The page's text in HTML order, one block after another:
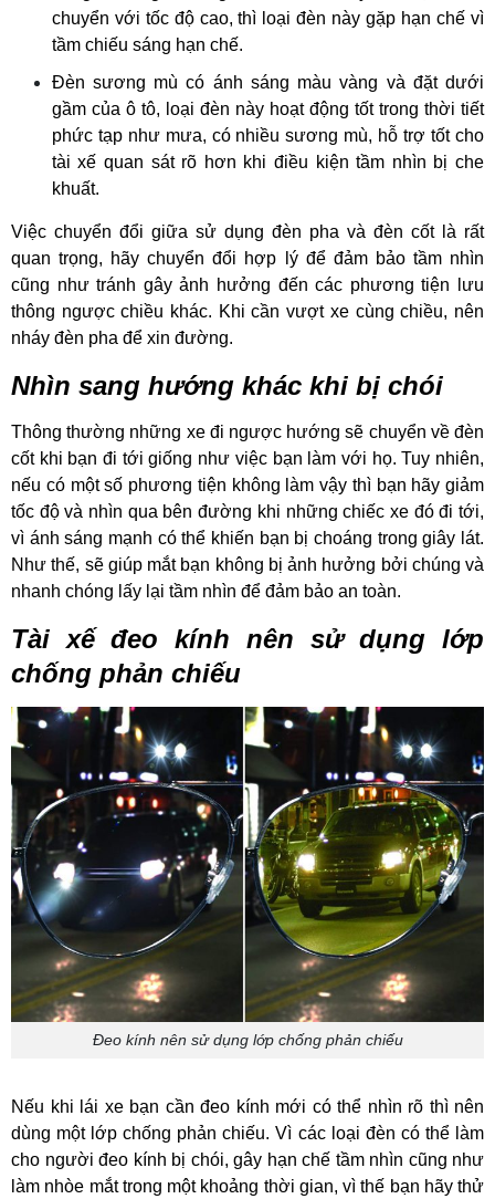
chuyển với tốc độ cao, thì loại đèn này gặp hạn chế vì
tầm chiếu sáng hạn chế.
Đèn sương mù có ánh sáng màu vàng và đặt dưới
gầm của ô tô, loại đèn này hoạt động tốt trong thời tiết
phức tạp như mưa, có nhiều sương mù, hỗ trợ tốt cho
tài xế quan sát rõ hơn khi điều kiện tầm nhìn bị che
khuất.
Việc chuyển đổi giữa sử dụng đèn pha và đèn cốt là rất
quan trọng, hãy chuyển đổi hợp lý để đảm bảo tầm nhìn
cũng như tránh gây ảnh hưởng đến các phương tiện lưu
thông ngược chiều khác. Khi cần vượt xe cùng chiều, nên
nháy đèn pha để xin đường.
Nhìn sang hướng khác khi bị chói
Thông thường những xe đi ngược hướng sẽ chuyển về đèn
cốt khi bạn đi tới giống như việc bạn làm với họ. Tuy nhiên,
nếu có một số phương tiện không làm vậy thì bạn hãy giảm
tốc độ và nhìn qua bên đường khi những chiếc xe đó đi tới,
vì ánh sáng mạnh có thể khiến bạn bị choáng trong giây lát.
Như thế, sẽ giúp mắt bạn không bị ảnh hưởng bởi chúng và
nhanh chóng lấy lại tầm nhìn để đảm bảo an toàn.
Tài xế đeo kính nên sử dụng lớp
chống phản chiếu
Đeo kính nên sử dụng lớp chống phản chiếu
Nếu khi lái xe bạn cần đeo kính mới có thể nhìn rõ thì nên
dùng một lớp chống phản chiếu. Vì các loại đèn có thể làm
cho người đeo kính bị chói, gây hạn chế tầm nhìn cũng như
làm nhòe mắt trong một khoảng thời gian, vì thế bạn hãy thử